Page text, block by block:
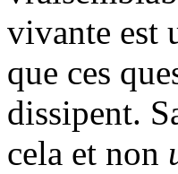
vivante est
que ces
dissipent.
cela et non